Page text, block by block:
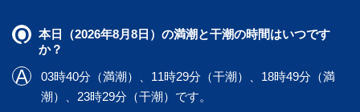
本日（2026年8月8日）の満潮と干潮の時間はいつです
か？
03時40分（満潮）、11時29分（干潮）、18時49分（満
潮）、23時29分（干潮）です。